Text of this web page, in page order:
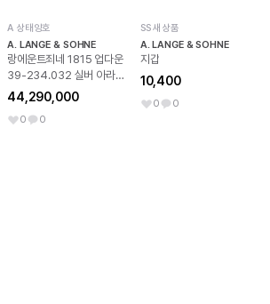
A 상태양호
A. LANGE & SOHNE
랑에운트죄네 1815 업다운
39-234.032 실버 아라
빅 NO.8396
44,290,000
0 0
SS 새상품
A. LANGE & SOHNE
지갑
10,400
0 0